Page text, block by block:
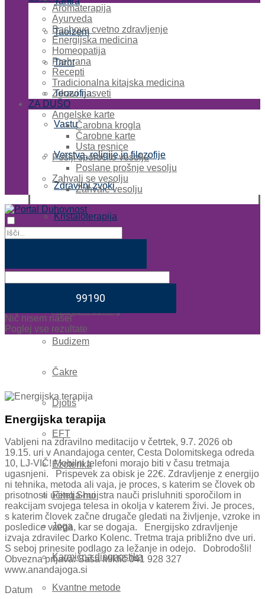
Taoizem
Tarot
Teozofija
Vastu
Verstva, religije in filozofije
Zdravilni zvoki
Kristaloterapija
Budizem
Čakre
Djotiš
EFT
Ezoterika
Feng Shui
Joga
Karmična diagnostika
Kvantne metode
Aromaterapija
Ayurveda
Bachovo cvetno zdravljenje
Energijska medicina
Homeopatija
Prehrana
Recepti
Tradicionalna kitajska medicina
Zdravi nasveti
ZA DUŠO
Angelske karte
Čarobna krogla
Čarobne karte
Usta resnice
Pošlji sporočilo vesolju
Poslane prošnje vesolju
Zahvali se vesolju
Zahvale vesolju
Nič nisem našel
Poglej vse rezultate
Energijska terapija
Vabljeni na zdravilno meditacijo v četrtek, 9.7. 2026 ob
19.15. uri v Anandajoga center, Cesta Dolomitskega odreda
10, LJ-VIČ! Mobilni telefoni morajo biti v času tretmaja
ugasnjeni. Prispevek za obisk je 22€. Zdravljenje z energijo
ni tehnika, metoda ali vaja, je proces, s katerim se človek ob
prisotnosti učitelja-mojstra nauči prisluhniti sporočilom in
reakcijam svojega telesa in okolja v katerem živi. Je proces,
s katerim človek začne drugače gledati na življenje, vzroke in
posledice vsega, kar se dogaja. Energijsko zdravljenje
izvaja zdravilec Darko Kolenc. Tretma traja približno dve uri.
S seboj prinesite podlago za ležanje in odejo. Dobrodošli!
Obvezna prijava: Saša Miklič 041 928 327
www.anandajoga.si
Datum